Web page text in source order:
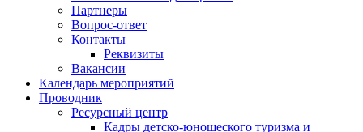
Партнеры
Вопрос-ответ
Контакты
Реквизиты
Вакансии
Календарь мероприятий
Проводник
Ресурсный центр
Кадры детско-юношеского туризма и